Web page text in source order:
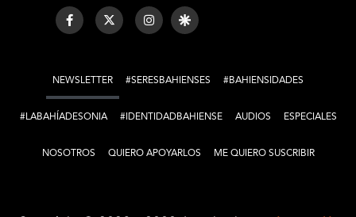
NEWSLETTER #SERESBAHIENSES #BAHIENSIDADES
#LABAHÍADESONIA #IDENTIDADBAHIENSE AUDIOS ESPECIALES
NOSOTROS QUIERO APOYARLOS ME QUIERO SUSCRIBIR